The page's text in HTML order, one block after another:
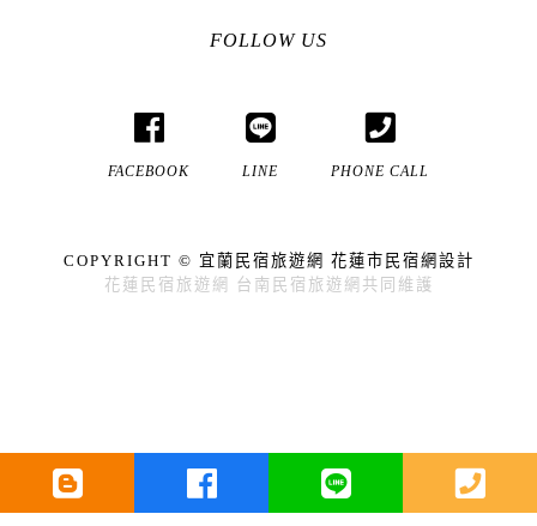
FOLLOW US
FACEBOOK LINE PHONE CALL
COPYRIGHT © 宜蘭民宿旅遊網 花蓮市民宿網設計
花蓮民宿 旅遊網 台南民宿 旅遊網共同維護